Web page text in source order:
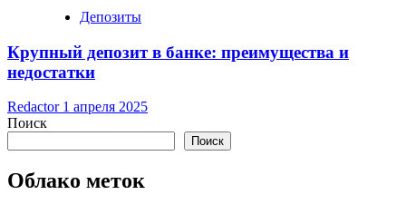
Депозиты
Крупный депозит в банке: преимущества и
недостатки
Redactor 1 апреля 2025
Поиск
Поиск
Облако меток